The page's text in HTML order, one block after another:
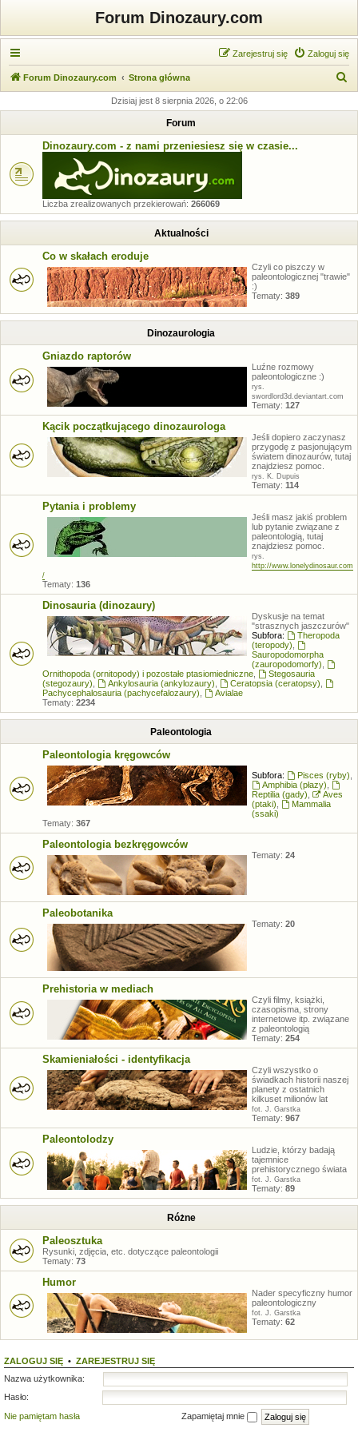
Forum Dinozaury.com
Zaloguj się
Zarejestruj się
Forum Dinozaury.com Strona główna
k
Dzisiaj jest 8 sierpnia 2026, o 22:06
Forum
Dinozaury.com - z nami przeniesiesz się w czasie...
Liczba zrealizowanych przekierowań: 266069
Aktualności
Co w skałach eroduje
Czyli co piszczy w
paleontologicznej "trawie"
:)
Tematy: 389
Dinozaurologia
Gniazdo raptorów
Luźne rozmowy
paleontologiczne :)
rys.
swordlord3d.deviantart.com
Tematy: 127
Kącik początkującego dinozaurologa
Jeśli dopiero zaczynasz
przygodę z pasjonującym
światem dinozaurów, tutaj
znajdziesz pomoc.
rys. K. Dupuis
Tematy: 114
Pytania i problemy
Jeśli masz jakiś problem
lub pytanie związane z
paleontologią, tutaj
znajdziesz pomoc.
rys.
http://www.lonelydinosaur.com
/
Tematy: 136
Dinosauria (dinozaury)
Dyskusje na temat
"strasznych jaszczurów"
Subfora:
Theropoda
(teropody)
Sauropodomorpha
(zauropodomorfy)
Ornithopoda (ornitopody) i pozostałe ptasiomiedniczne
Stegosauria
(stegozaury)
Ankylosauria (ankylozaury) Ceratopsia (ceratopsy)
Pachycephalosauria (pachycefalozaury)
Avialae
Tematy: 2234
Paleontologia
Paleontologia kręgowców
Subfora: Pisces (ryby)
Amphibia (płazy)
Reptilia (gady)
Aves
(ptaki)
Mammalia
(ssaki)
Tematy: 367
Paleontologia bezkręgowców
Tematy: 24
Paleobotanika
Tematy: 20
Prehistoria w mediach
Czyli filmy, książki,
czasopisma, strony
internetowe itp. związane
z paleontologią
Tematy: 254
Skamieniałości - identyfikacja
Czyli wszystko o
świadkach historii naszej
planety z ostatnich
kilkuset milionów lat
fot. J. Garstka
Tematy: 967
Paleontolodzy
Ludzie, którzy badają
tajemnice
prehistorycznego świata
fot. J. Garstka
Tematy: 89
Różne
Paleosztuka
Rysunki, zdjęcia, etc. dotyczące paleontologii
Tematy: 73
Humor
Nader specyficzny humor
paleontologiczny
fot. J. Garstka
Tematy: 62
ZALOGUJ SIĘ • ZAREJESTRUJ SIĘ
Nazwa użytkownika:
Hasło:
Nie pamiętam hasła
Zapamiętaj mnie